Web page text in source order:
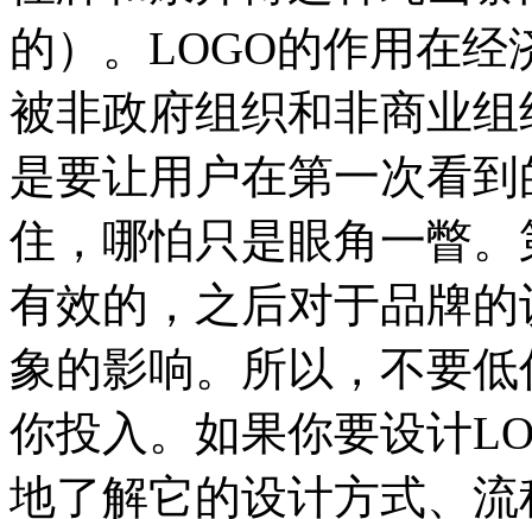
的）。LOGO的作用在
被非政府组织和非商业
是要让用户在第一次看
住，哪怕只是眼角一瞥
有效的，之后对于品牌
象的影响。所以，不要
你投入。如果你要设计
地了解它的设计方式、